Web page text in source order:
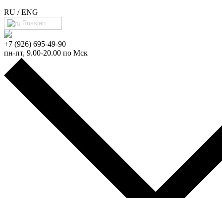
RU / ENG
Russian
+7 (926) 695-49-90
пн-пт, 9.00-20.00 по Мск